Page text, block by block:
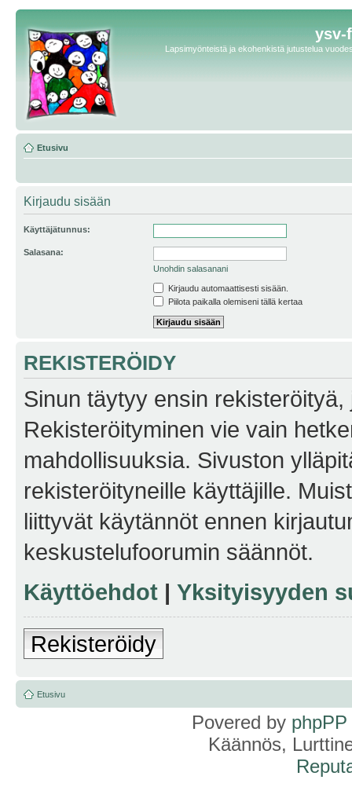
ysv-
Lapsimyönteistä ja ekohenkistä jutustelua
Etusivu
Kirjaudu sisään
Käyttäjätunnus:
Salasana:
Unohdin salasanani
Kirjaudu automaattisesti sisään.
Piilota paikalla olemiseni tällä kertaa
REKISTERÖIDY
Sinun täytyy ensin
Rekisteröityminen vie vain
mahdollisuuksia. Sivuston
rekisteröityneille käyttäjille.
liittyvät käytännöt ennen
keskustelufoorumin säännöt.
Käyttöehdot | Yksityisyyden
Rekisteröidy
Etusivu
Povered by phpPP
Käännös,